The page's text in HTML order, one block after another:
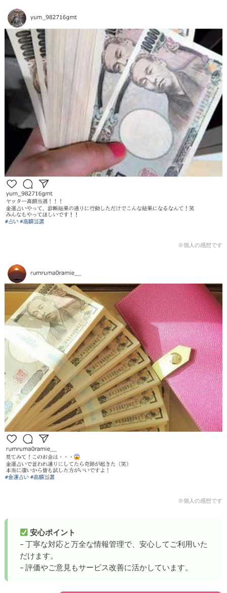
※個人の感想です
※個人の感想です
安心ポイント
– 丁寧な対応と万全な情報管理で、安心してご利用いた
だけます。
– 評価やご意見もサービス改善に活かしています。